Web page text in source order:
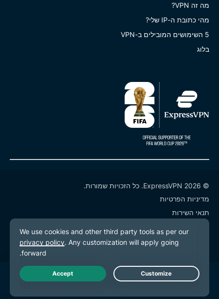
מה זה VPN?
מהי כתובת ה-IP שלי?
5 השימושים המובילים ב-VPN
בלוג
© 2026 ExpressVPN. כל הזכויות שמורות.
מדיניות הפרטיות
תנאי השירות
Live Chat